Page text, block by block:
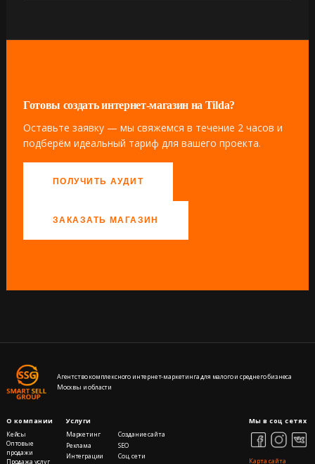
Готовы создать интернет-магазин на Tilda?
Оставьте заявку — мы свяжемся в течение 2 часов и
подберём идеальный тариф для вашего проекта.
ПОЛУЧИТЬ АУДИТ
ЗАКАЗАТЬ МАГАЗИН
Агентство комплексного интернет-маркетинга для малого и среднего бизнеса
Москвы и области
О компании
Кейсы
Оптовые
продажи
Продажа услуг
Услуги
Маркетинг
Создание сайта
Реклама
SEO
Интеграции
Cоц. сети
Мы в соц сетях
Карта сайта